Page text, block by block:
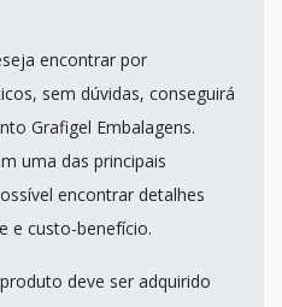
encontrar por
sem dúvidas, conseguirá
Grafigel Embalagens.
uma das principais
encontrar detalhes
e custo-benefício.
deve ser adquirido